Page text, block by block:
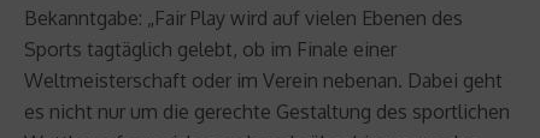
Bekanntgabe: „Fair Play wird auf vielen Ebenen des
Sports tagtäglich gelebt, ob im Finale einer
Weltmeisterschaft oder im Verein nebenan. Dabei geht
es nicht nur um die gerechte Gestaltung des sportlichen